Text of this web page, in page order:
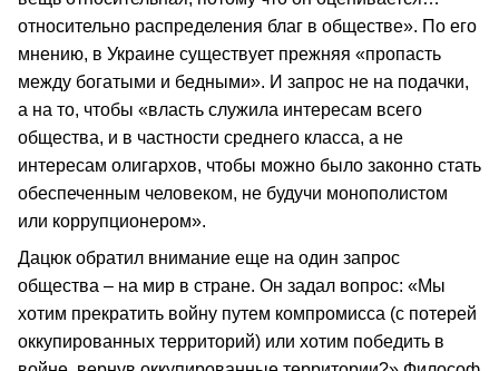
относительно распределения благ в обществе». По его
мнению, в Украине существует прежняя «пропасть
между богатыми и бедными». И запрос не на подачки,
а на то, чтобы «власть служила интересам всего
общества, и в частности среднего класса, а не
интересам олигархов, чтобы можно было законно стать
обеспеченным человеком, не будучи монополистом
или коррупционером».
Дацюк обратил внимание еще на один запрос
общества – на мир в стране. Он задал вопрос: «Мы
хотим прекратить войну путем компромисса (с потерей
оккупированных территорий) или хотим победить в